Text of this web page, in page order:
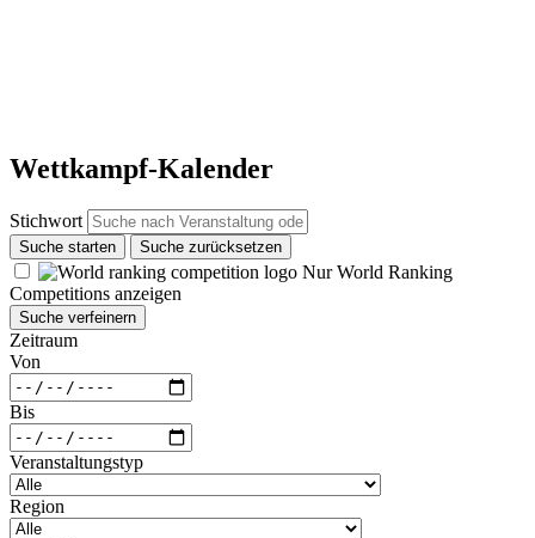
Wettkampf-Kalender
Stichwort
Suche starten Suche zurücksetzen
Nur World Ranking
Competitions anzeigen
Suche verfeinern
Zeitraum
Von
Bis
Veranstaltungstyp
Region